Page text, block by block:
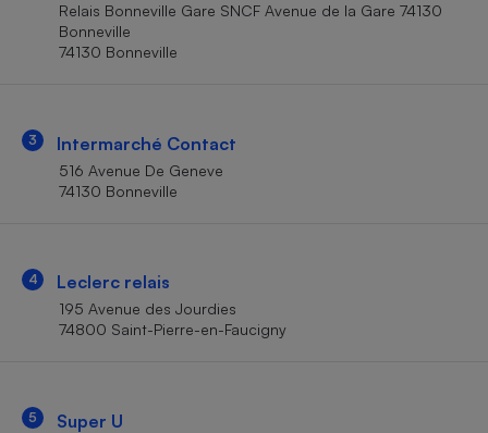
Relais Bonneville Gare SNCF Avenue de la Gare 74130
Bonneville
74130 Bonneville
3 Intermarché Contact
516 Avenue De Geneve
74130 Bonneville
4 Leclerc relais
195 Avenue des Jourdies
74800 Saint-Pierre-en-Faucigny
5 Super U
Téléphone mobile -